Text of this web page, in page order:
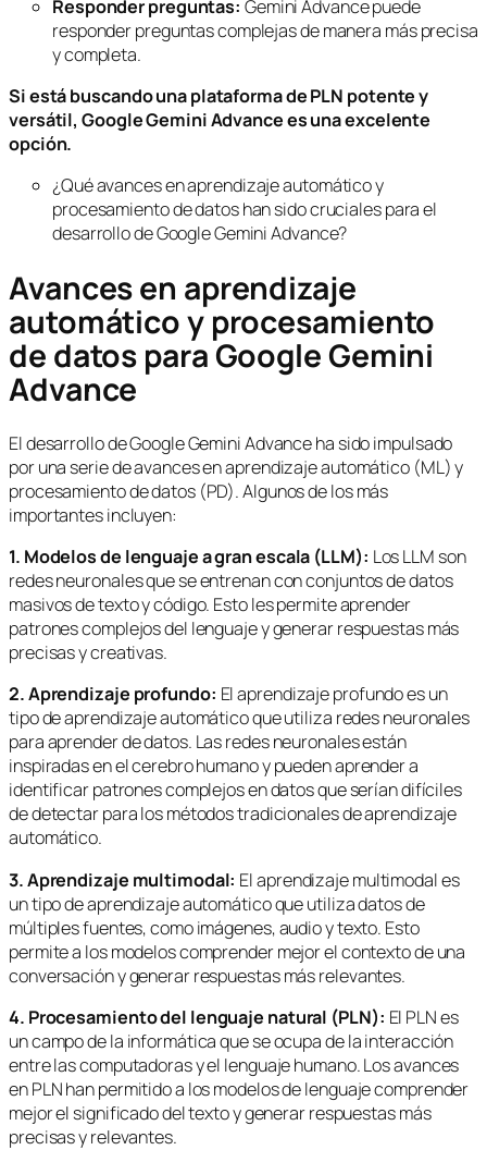
Responder preguntas: Gemini Advance puede
responder preguntas complejas de manera más precisa
y completa.
Si está buscando una plataforma de PLN potente y
versátil, Google Gemini Advance es una excelente
opción.
¿Qué avances en aprendizaje automático y
procesamiento de datos han sido cruciales para el
desarrollo de Google Gemini Advance?
Avances en aprendizaje
automático y procesamiento
de datos para Google Gemini
Advance
El desarrollo de Google Gemini Advance ha sido impulsado
por una serie de avances en aprendizaje automático (ML) y
procesamiento de datos (PD). Algunos de los más
importantes incluyen:
1. Modelos de lenguaje a gran escala (LLM): Los LLM son
redes neuronales que se entrenan con conjuntos de datos
masivos de texto y código. Esto les permite aprender
patrones complejos del lenguaje y generar respuestas más
precisas y creativas.
2. Aprendizaje profundo: El aprendizaje profundo es un
tipo de aprendizaje automático que utiliza redes neuronales
para aprender de datos. Las redes neuronales están
inspiradas en el cerebro humano y pueden aprender a
identificar patrones complejos en datos que serían difíciles
de detectar para los métodos tradicionales de aprendizaje
automático.
3. Aprendizaje multimodal: El aprendizaje multimodal es
un tipo de aprendizaje automático que utiliza datos de
múltiples fuentes, como imágenes, audio y texto. Esto
permite a los modelos comprender mejor el contexto de una
conversación y generar respuestas más relevantes.
4. Procesamiento del lenguaje natural (PLN): El PLN es
un campo de la informática que se ocupa de la interacción
entre las computadoras y el lenguaje humano. Los avances
en PLN han permitido a los modelos de lenguaje comprender
mejor el significado del texto y generar respuestas más
precisas y relevantes.